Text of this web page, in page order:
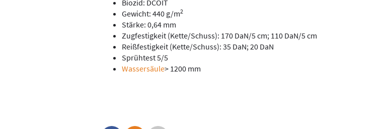
Biozid: DCOIT
Gewicht: 440 g/m2
Stärke: 0,64 mm
Zugfestigkeit (Kette/Schuss): 170 DaN/5 cm; 110 DaN/5 cm
Reißfestigkeit (Kette/Schuss): 35 DaN; 20 DaN
Sprühtest 5/5
Wassersäule> 1200 mm